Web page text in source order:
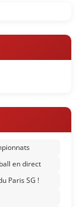
en direct
Paris SG !